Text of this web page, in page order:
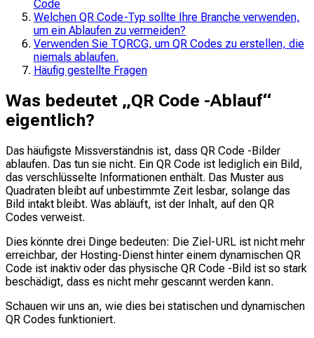
Code
Welchen QR Code-Typ sollte Ihre Branche verwenden,
um ein Ablaufen zu vermeiden?
Verwenden Sie TQRCG, um QR Codes zu erstellen, die
niemals ablaufen.
Häufig gestellte Fragen
Was bedeutet „QR Code -Ablauf“
eigentlich?
Das häufigste Missverständnis ist, dass QR Code -Bilder
ablaufen. Das tun sie nicht. Ein QR Code ist lediglich ein Bild,
das verschlüsselte Informationen enthält. Das Muster aus
Quadraten bleibt auf unbestimmte Zeit lesbar, solange das
Bild intakt bleibt. Was abläuft, ist der Inhalt, auf den QR
Codes verweist.
Dies könnte drei Dinge bedeuten: Die Ziel-URL ist nicht mehr
erreichbar, der Hosting-Dienst hinter einem dynamischen QR
Code ist inaktiv oder das physische QR Code -Bild ist so stark
beschädigt, dass es nicht mehr gescannt werden kann.
Schauen wir uns an, wie dies bei statischen und dynamischen
QR Codes funktioniert.